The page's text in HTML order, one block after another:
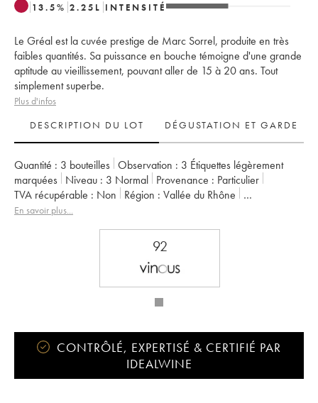
13.5% 2.25 L INTENSITÉ
Le Gréal est la cuvée prestige de Marc Sorrel, produite en très
faibles quantités. Sa puissance en bouche témoigne d'une grande
aptitude au vieillissement, pouvant aller de 15 à 20 ans. Tout
simplement superbe.
Plus d'infos
DESCRIPTION DU LOT
DÉGUSTATION ET GARDE
Quantité : 3 bouteilles Observation : 3 Étiquettes légèrement
marquées
Niveau : 3 Normal Provenance : particulier
TVA récupérable :
non Région :
Vallée du Rhône
Appellation :
En savoir plus...
92
CONTRÔLÉ, EXPERTISÉ & CERTIFIÉ PAR
IDEALWINE